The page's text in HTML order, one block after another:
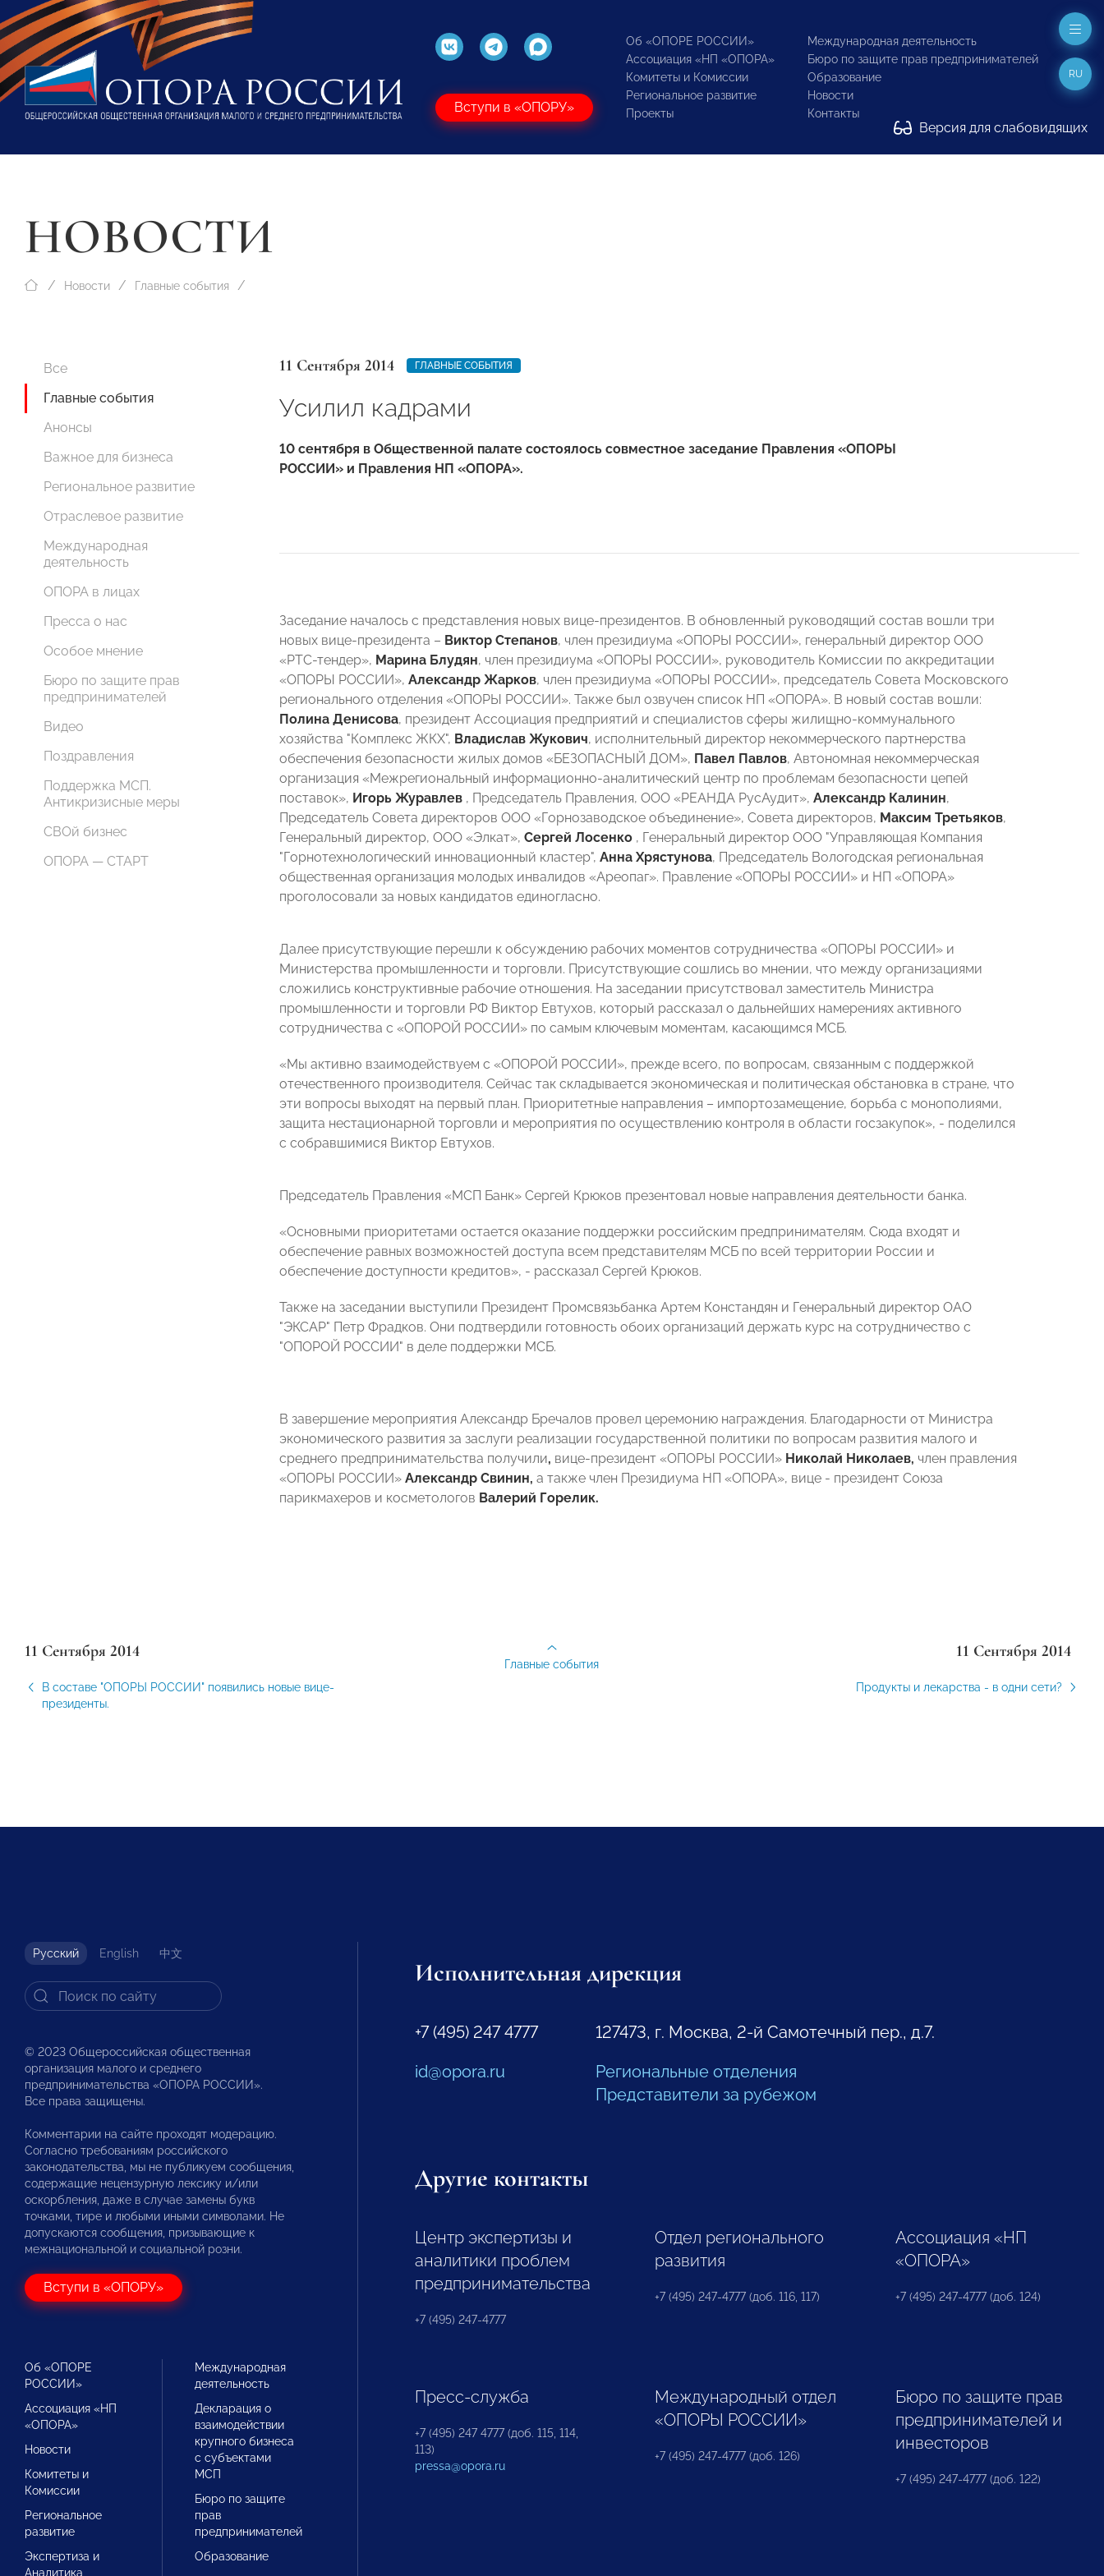
Вступи в «ОПОРУ»
Об «ОПОРЕ РОССИИ»
Ассоциация «НП «ОПОРА»
Комитеты и Комиссии
Региональное развитие
Проекты
Международная деятельность
Бюро по защите прав предпринимателей
Образование
Новости
Контакты
Версия для слабовидящих
RU
НОВОСТИ
Новости Главные события
Все
Главные события
Анонсы
Важное для бизнеса
Региональное развитие
Отраслевое развитие
Международная
деятельность
ОПОРА в лицах
Пресса о нас
Особое мнение
Бюро по защите прав
предпринимателей
Видео
Поздравления
Поддержка МСП.
Антикризисные меры
СВОй бизнес
ОПОРА — СТАРТ
11 Сентября 2014 ГЛАВНЫЕ СОБЫТИЯ
Усилил кадрами
10 сентября в Общественной палате состоялось совместное заседание Правления «ОПОРЫ
РОССИИ» и Правления НП «ОПОРА».
Заседание началось с представления новых вице-президентов. В обновленный руководящий состав вошли три
новых вице-президента – Виктор Степанов, член президиума «ОПОРЫ РОССИИ», генеральный директор ООО
«РТС-тендер», Марина Блудян, член президиума «ОПОРЫ РОССИИ», руководитель Комиссии по аккредитации
«ОПОРЫ РОССИИ», Александр Жарков, член президиума «ОПОРЫ РОССИИ», председатель Совета Московского
регионального отделения «ОПОРЫ РОССИИ». Также был озвучен список НП «ОПОРА». В новый состав вошли:
Полина Денисова, президент Ассоциация предприятий и специалистов сферы жилищно-коммунального
хозяйства "Комплекс ЖКХ", Владислав Жукович, исполнительный директор некоммерческого партнерства
обеспечения безопасности жилых домов «БЕЗОПАСНЫЙ ДОМ», Павел Павлов, Автономная некоммерческая
организация «Межрегиональный информационно-аналитический центр по проблемам безопасности цепей
поставок», Игорь Журавлев , Председатель Правления, ООО «РЕАНДА РусАудит», Александр Калинин,
Председатель Совета директоров ООО «Горнозаводское объединение», Совета директоров, Максим Третьяков,
Генеральный директор, ООО «Элкат», Сергей Лосенко , Генеральный директор ООО "Управляющая Компания
"Горнотехнологический инновационный кластер", Анна Хрястунова, Председатель Вологодская региональная
общественная организация молодых инвалидов «Ареопаг». Правление «ОПОРЫ РОССИИ» и НП «ОПОРА»
проголосовали за новых кандидатов единогласно.
Далее присутствующие перешли к обсуждению рабочих моментов сотрудничества «ОПОРЫ РОССИИ» и
Министерства промышленности и торговли. Присутствующие сошлись во мнении, что между организациями
сложились конструктивные рабочие отношения. На заседании присутствовал заместитель Министра
промышленности и торговли РФ Виктор Евтухов, который рассказал о дальнейших намерениях активного
сотрудничества с «ОПОРОЙ РОССИИ» по самым ключевым моментам, касающимся МСБ.
«Мы активно взаимодействуем с «ОПОРОЙ РОССИИ», прежде всего, по вопросам, связанным с поддержкой
отечественного производителя. Сейчас так складывается экономическая и политическая обстановка в стране, что
эти вопросы выходят на первый план. Приоритетные направления – импортозамещение, борьба с монополиями,
защита нестационарной торговли и мероприятия по осуществлению контроля в области госзакупок», - поделился
с собравшимися Виктор Евтухов.
Председатель Правления «МСП Банк» Сергей Крюков презентовал новые направления деятельности банка.
«Основными приоритетами остается оказание поддержки российским предпринимателям. Сюда входят и
обеспечение равных возможностей доступа всем представителям МСБ по всей территории России и
обеспечение доступности кредитов», - рассказал Сергей Крюков.
Также на заседании выступили Президент Промсвязьбанка Артем Констандян и Генеральный директор ОАО
"ЭКСАР" Петр Фрадков. Они подтвердили готовность обоих организаций держать курс на сотрудничество с
"ОПОРОЙ РОССИИ" в деле поддержки МСБ.
В завершение мероприятия Александр Бречалов провел церемонию награждения. Благодарности от Министра
экономического развития за заслуги реализации государственной политики по вопросам развития малого и
среднего предпринимательства получили, вице-президент «ОПОРЫ РОССИИ» Николай Николаев, член правления
«ОПОРЫ РОССИИ» Александр Свинин, а также член Президиума НП «ОПОРА», вице - президент Союза
парикмахеров и косметологов Валерий Горелик.
11 Сентября 2014
В составе "ОПОРЫ РОССИИ" появились новые вице-
президенты.
11 Сентября 2014
Продукты и лекарства - в одни сети?
Главные события
Русский English 中文
© 2023 Общероссийская общественная
организация малого и среднего
предпринимательства «ОПОРА РОССИИ».
Все права защищены.
Комментарии на сайте проходят модерацию.
Согласно требованиям российского
законодательства, мы не публикуем сообщения,
содержащие нецензурную лексику и/или
оскорбления, даже в случае замены букв
точками, тире и любыми иными символами. Не
допускаются сообщения, призывающие к
межнациональной и социальной розни.
Вступи в «ОПОРУ»
Об «ОПОРЕ
РОССИИ»
Ассоциация «НП
«ОПОРА»
Новости
Комитеты и
Комиссии
Региональное
развитие
Экспертиза и
Аналитика
Международная
деятельность
Декларация о
взаимодействии
крупного бизнеса
с субъектами
МСП
Бюро по защите
прав
предпринимателей
Образование
Исполнительная дирекция
+7 (495) 247 4777
id@opora.ru
127473, г. Москва, 2-й Самотечный пер., д.7.
Региональные отделения
Представители за рубежом
Другие контакты
Центр экспертизы и
аналитики проблем
предпринимательства
+7 (495) 247-4777
Отдел регионального
развития
+7 (495) 247-4777 (доб. 116, 117)
Ассоциация «НП
«ОПОРА»
+7 (495) 247-4777 (доб. 124)
Пресс-служба
+7 (495) 247 4777 (доб. 115, 114,
113)
pressa@opora.ru
Международный отдел
«ОПОРЫ РОССИИ»
+7 (495) 247-4777 (доб. 126)
Бюро по защите прав
предпринимателей и
инвесторов
+7 (495) 247-4777 (доб. 122)